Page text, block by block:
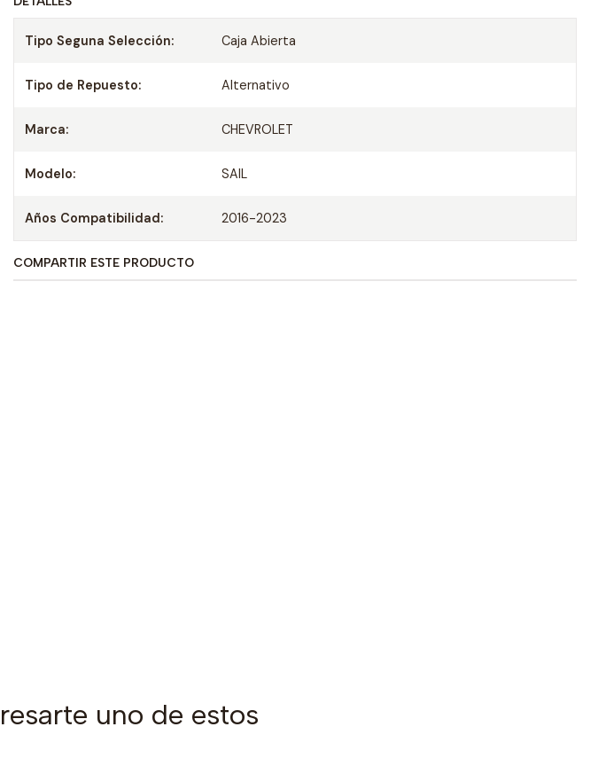
Tipo Seguna Selección: Caja Abierta
Tipo de Repuesto: Alternativo
Marca: CHEVROLET
Modelo: SAIL
Años Compatibilidad: 2016-2023
COMPARTIR ESTE PRODUCTO
uno de estos